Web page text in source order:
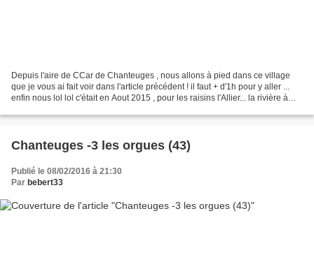
Depuis l'aire de CCar de Chanteuges , nous allons à pied dans ce village
que je vous ai fait voir dans l'article précédent ! il faut + d'1h pour y aller ...
enfin nous lol lol c'était en Aout 2015 , pour les raisins l'Allier... la rivière à
Chanteuges -3 les orgues (43)
Publié le 08/02/2016 à 21:30
Par bebert33